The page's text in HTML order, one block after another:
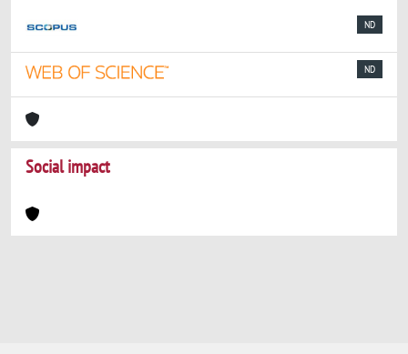
ND
ND
Social impact